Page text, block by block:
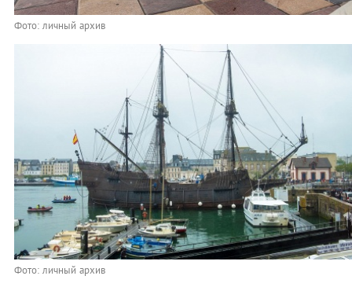
Фото: личный архив
Фото: личный архив